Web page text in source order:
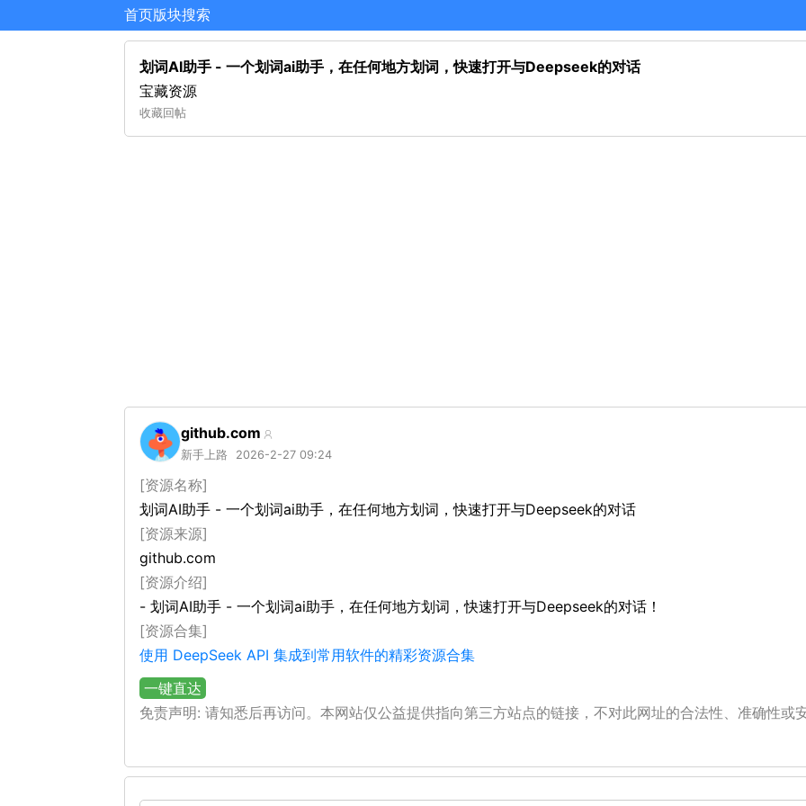
首页版块搜索
划词AI助手 - 一个划词ai助手，在任何地方划词，快速打开与Deepseek的对话
宝藏资源
收藏回帖
github.com
新手上路 2026-2-27 09:24
[资源名称]
划词AI助手 - 一个划词ai助手，在任何地方划词，快速打开与Deepseek的对话
[资源来源]
github.com
[资源介绍]
- 划词AI助手 - 一个划词ai助手，在任何地方划词，快速打开与Deepseek的对话！
[资源合集]
使用 DeepSeek API 集成到常用软件的精彩资源合集
一键直达
免责声明: 请知悉后再访问。本网站仅公益提供指向第三方站点的链接，不对此网址的合法性、准确性或